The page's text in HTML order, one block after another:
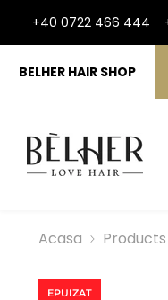
+40 0722 466 444
BELHER HAIR SHOP
Acasa Products
EPUIZAT